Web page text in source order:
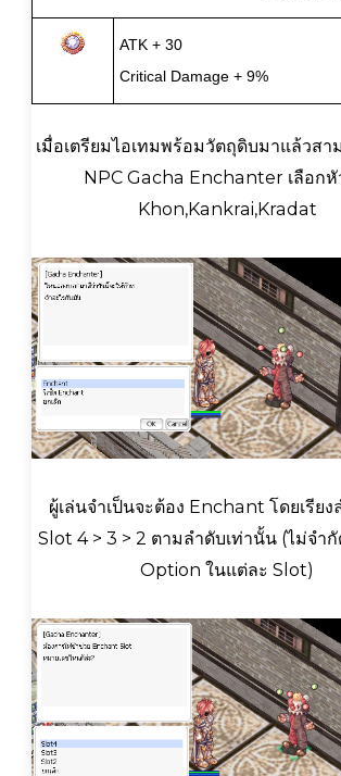
ATK + 30
Critical Damage + 9%
เมื่อเตรียมไอเทมพร้อมวัตถุดิบมาแล้วสา
NPC Gacha Enchanter เลือก
Khon,Kankrai,Kradat
ผู้เล่นจำเป็นจะต้อง Enchant โดยเรียง
Slot 4 > 3 > 2 ตามลำดับเท่านั้น (ไม่จำกั
Option ในแต่ละ Slot)